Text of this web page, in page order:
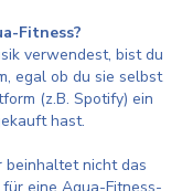
Fitness?
verwendest, bist du
egal ob du sie selbst
(z.B. Spotify) ein
hast.
beinhaltet nicht das